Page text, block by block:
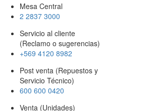
Mesa Central
2 2837 3000
Servicio al cliente
(Reclamo o sugerencias)
+569 4120 8982
Post venta (Repuestos y
Servicio Técnico)
600 600 0420
Venta (Unidades)